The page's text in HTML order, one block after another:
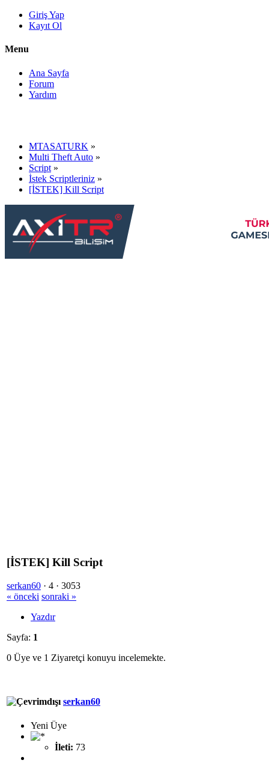
Giriş Yap
Kayıt Ol
Menu
Ana Sayfa
Forum
Yardım
MTASATURK »
Multi Theft Auto »
Script »
İstek Scriptleriniz »
[İSTEK] Kill Script
[İSTEK] Kill Script
serkan60 · 4 · 3053
« önceki sonraki »
Yazdır
Sayfa: 1
0 Üye ve 1 Ziyaretçi konuyu incelemekte.
serkan60
Yeni Üye
İleti: 73